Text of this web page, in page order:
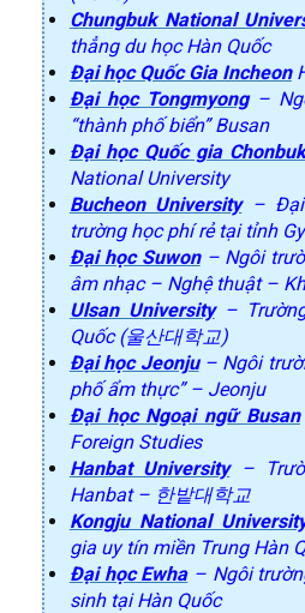
Chungbuk National
thẳng du học Hàn Quốc
Đại học Quốc Gia Incheon
Đại học Tongmyong–
“thành phố biển” Busan
Đại học Quốc gia Chonbuk
National University
Bucheon University– Đại
trường học phí rẻ tại tỉnh
Đại học Suwon– Ngôi
âm nhạc – Nghệ thuật –
Ulsan University–
Quốc (울산대학교)
Đại học Jeonju– Ngôi
phố ẩm thực” – Jeonju
Đại học Ngoại ngữ Busan
Foreign Studies
Hanbat University–
Hanbat – 한밭대학교
Kongju National
gia uy tín miền Trung Hàn
Đại học Ewha– Ngôi
sinh tại Hàn Quốc